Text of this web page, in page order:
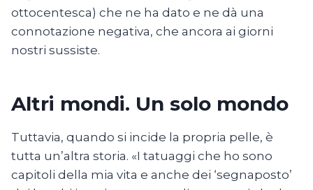
ottocentesca) che ne ha dato e ne dà una
connotazione negativa, che ancora ai giorni
nostri sussiste.
Altri mondi. Un solo mondo
Tuttavia, quando si incide la propria pelle, è
tutta un’altra storia. «I tatuaggi che ho sono
capitoli della mia vita e anche dei ‘segnaposto’